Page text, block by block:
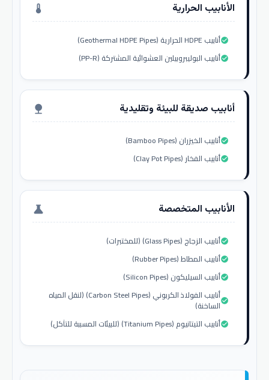
الأنابيب الحرارية thermostat
أنابيب HDPE الحرارية (Geothermal HDPE Pipes)check_circle
أنابيب البوليبروبيلين العشوائية المشتركة (PP-R)check_circle
أنابيب صديقة للبيئة وتقليدية nature
أنابيب الخيزران (Bamboo Pipes)check_circle
أنابيب الفخار (Clay Pot Pipes)check_circle
الأنابيب المتخصصة science
أنابيب الزجاج (Glass Pipes) (للمختبرات)check_circle
أنابيب المطاط (Rubber Pipes)check_circle
أنابيب السيليكون (Silicon Pipes)check_circle
أنابيب الفولاذ الكربوني (Carbon Steel Pipes) (لنقل المياه
الساخنة)check_circle
أنابيب التيتانيوم (Titanium Pipes) (للبيئات المسببة للتآكل)check_circle